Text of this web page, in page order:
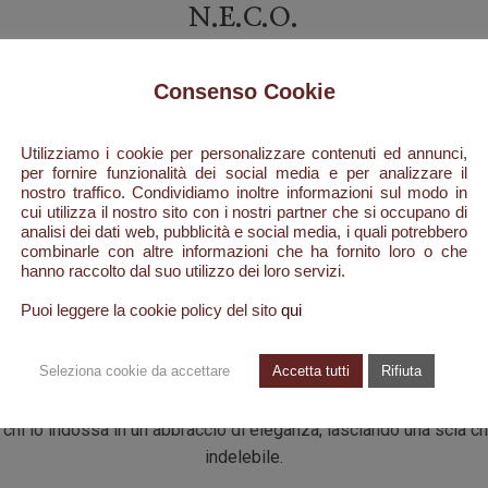
N.E.C.O.
cattura la vitalità e la ricchezza dei mercati di Istanbul, dove
si apre con un frizzante abbraccio dibergamotto
e vivace, quando i raggi del sole cominciano a riscaldare la
dei sogni che si svegliano e della speranza che prende forma.
la sua anima si addentra nei meandri più caldi e
ricco di spezie e di aromi inconfondibili.Mieledorato e
, creando una scia che racconta la dolcezza e la forza di un
sorprendere.
intrecciano freschezza e passione, mentre il misterioso
alle radici antiche di Istanbul. Infine, la base calda e
lo indossa in un abbraccio di eleganza, lasciando una scia
indelebile.
Consenso Cookie
Utilizziamo i cookie per personalizzare contenuti ed annunci,
per fornire funzionalità dei social media e per analizzare il
nostro traffico. Condividiamo inoltre informazioni sul modo in
cui utilizza il nostro sito con i nostri partner che si occupano di
analisi dei dati web, pubblicità e social media, i quali potrebbero
combinarle con altre informazioni che ha fornito loro o che
hanno raccolto dal suo utilizzo dei loro servizi.
Puoi leggere la cookie policy del sito qui
Seleziona cookie da accettare Accetta tutti Rifiuta